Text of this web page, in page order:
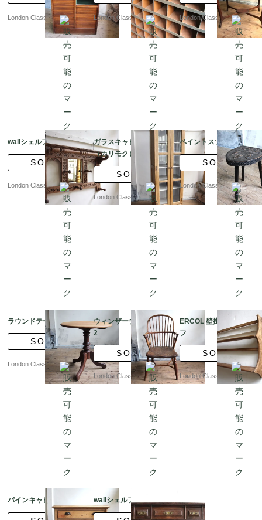
London Classics London Classics London Classics
wallシェルフ
SOLD
London Classics
ガラスキャビネット
（カリモク）
SOLD
London Classics
ペイントスツール
SOLD
London Classics
ラウンドテーブル
SOLD
London Classics
ウィンザーチェア ??
2
SOLD
London Classics
ERCOL 壁掛けシェル
フ
SOLD
London Classics
パインキャビネット wallシェルフ